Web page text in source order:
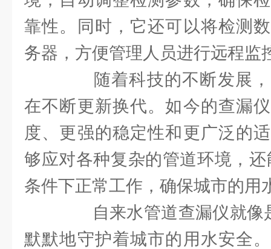
靠性。同时，它还可以将检测
务器，方便管理人员进行远程监
随着科技的不断发展，
在不断更新换代。如今的查漏
度、更强的稳定性和更广泛的
够应对各种复杂的管道环境，
条件下正常工作，确保城市的用
自来水管道查漏仪就像
默默地守护着城市的用水安全